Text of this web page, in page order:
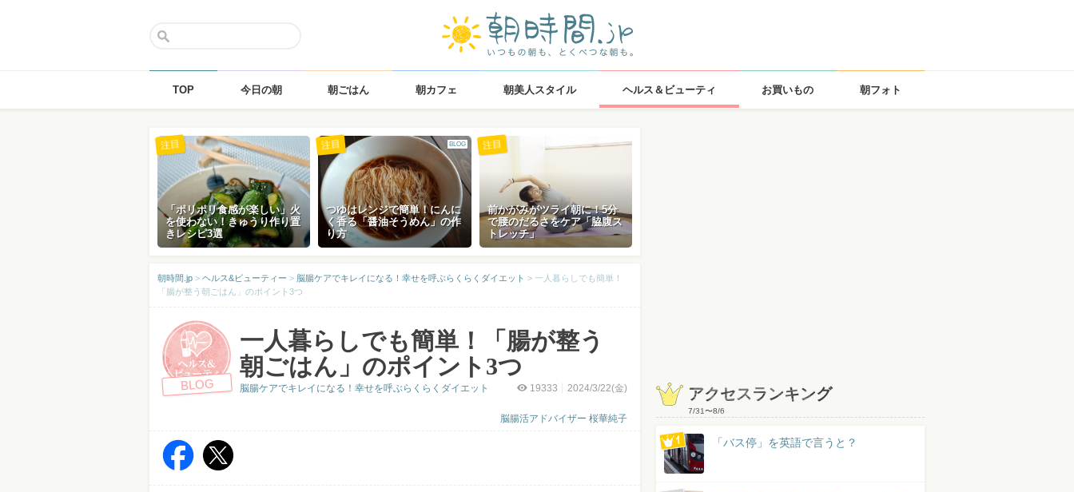
TOP 今日の朝 朝ごはん 朝カフェ 朝美人スタイル ヘルス＆ビューティ お買いもの 朝フォト
「ポリポリ食感が楽しい」火
を使わない！きゅうり作り置
きレシピ3選
注目 BLOG
つゆはレンジで簡単！にんに
く香る「醤油そうめん」の作
り方
注目
前かがみがツライ朝に！5分
で腰のだるさをケア「脇腹ス
トレッチ」
注目
朝時間.jp > ヘルス&ビューティー > 脳腸ケアでキレイになる！幸せを呼ぶらくらくダイエット > 一人暮らしでも簡単！
「腸が整う朝ごはん」のポイント3つ
BLOG
一人暮らしでも簡単！「腸が整う
朝ごはん」のポイント3つ
19333 2024/3/22(金)
脳腸活アドバイザー 桜華純子
脳腸ケアでキレイになる！幸せを呼ぶらくらくダイエット アクセスランキング
7/31〜8/6
「バス停」を英語で言うと？